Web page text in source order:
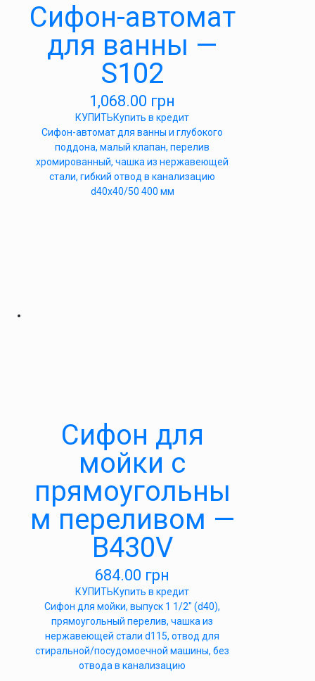
Cифон-автомат
для ванны —
S102
1,068.00 грн
КУПИТЬКупить в кредит
Сифон-автомат для ванны и глубокого
поддона, малый клапан, перелив
хромированный, чашка из нержавеющей
стали, гибкий отвод в канализацию
d40x40/50 400 мм
Сифон для
мойки с
прямоугольны
м переливом —
В430V
684.00 грн
КУПИТЬКупить в кредит
Сифон для мойки, выпуск 1 1/2″ (d40),
прямоугольный перелив, чашка из
нержавеющей стали d115, отвод для
стиральной/посудомоечной машины, без
отвода в канализацию